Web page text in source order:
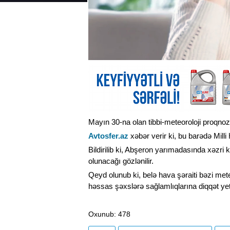
Mayın 30-na olan tibbi-meteoroloji proqnoz
Avtosfer.az xəbər verir ki, bu barədə Milli
Bildirilib ki, Abşeron yarımadasında
olunacağı gözlənilir.
Qeyd olunub ki, belə hava şəraiti bəzi
həssas şəxslərə sağlamlıqlarına diqqət
Oxunub: 478